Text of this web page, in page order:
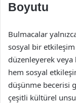
Boyutu
Bulmacalar
sosyal bir etkileşim
düzenleyerek veya
hem sosyal
düşünme becerisi
çeşitli kültürel